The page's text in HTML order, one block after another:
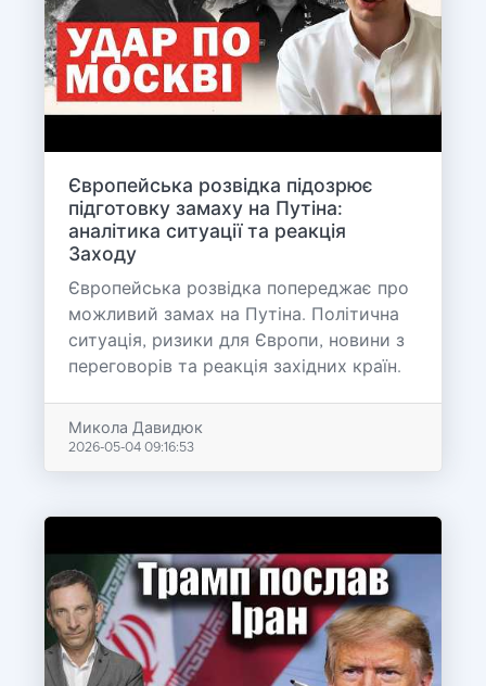
Європейська розвідка підозрює
підготовку замаху на Путіна:
аналітика ситуації та реакція
Заходу
Європейська розвідка попереджає про
можливий замах на Путіна. Політична
ситуація, ризики для Європи, новини з
переговорів та реакція західних країн.
Микола Давидюк
2026-05-04 09:16:53